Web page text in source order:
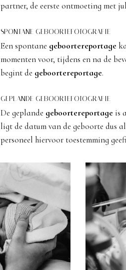
partner, de eerste ontmoeting met
SPONTANE GEBOORTEFOTOGRAFIE
Een spontane geboortereportage
momenten voor, tijdens en na de
begint de geboortereportage.
GEPLANDE GEBOORTEFOTOGRAFIE
De geplande geboortereportage is
ligt de datum van de geboorte dus
personeel hiervoor toestemming